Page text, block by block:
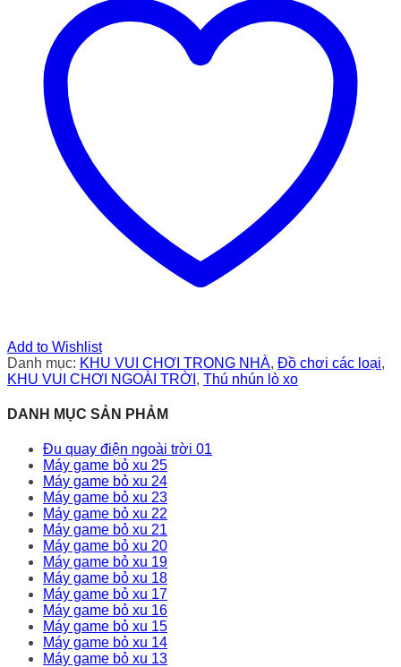
Add to Wishlist
Danh mục: KHU VUI CHƠI TRONG NHÀ, Đồ chơi các loại,
KHU VUI CHƠI NGOÀI TRỜI , Thú nhún lò xo
DANH MỤC SẢN PHẢM
Đu quay điện ngoài trời 01
Máy game bỏ xu 25
Máy game bỏ xu 24
Máy game bỏ xu 23
Máy game bỏ xu 22
Máy game bỏ xu 21
Máy game bỏ xu 20
Máy game bỏ xu 19
Máy game bỏ xu 18
Máy game bỏ xu 17
Máy game bỏ xu 16
Máy game bỏ xu 15
Máy game bỏ xu 14
Máy game bỏ xu 13